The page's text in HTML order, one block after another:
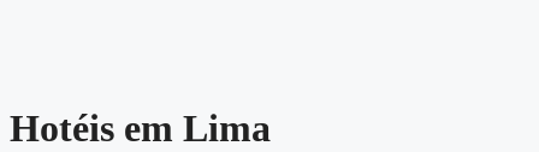
Hotéis em Lima